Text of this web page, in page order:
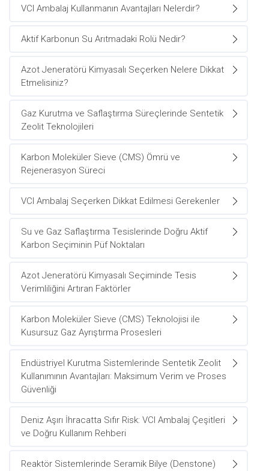
VCI Ambalaj Kullanmanın Avantajları Nelerdir?
Aktif Karbonun Su Arıtmadaki Rolü Nedir?
Azot Jeneratörü Kimyasalı Seçerken Nelere Dikkat
Etmelisiniz?
Gaz Kurutma ve Saflaştırma Süreçlerinde Sentetik
Zeolit Teknolojileri
Karbon Moleküler Sieve (CMS) Ömrü ve
Rejenerasyon Süreci
VCI Ambalaj Seçerken Dikkat Edilmesi Gerekenler
Su ve Gaz Saflaştırma Tesislerinde Doğru Aktif
Karbon Seçiminin Püf Noktaları
Azot Jeneratörü Kimyasalı Seçiminde Tesis
Verimliliğini Artıran Faktörler
Karbon Moleküler Sieve (CMS) Teknolojisi ile
Kusursuz Gaz Ayrıştırma Prosesleri
Endüstriyel Kurutma Sistemlerinde Sentetik Zeolit
Kullanımının Avantajları: Maksimum Verim ve Proses
Güvenliği
Deniz Aşırı İhracatta Sıfır Risk: VCI Ambalaj Çeşitleri
ve Doğru Kullanım Rehberi
Reaktör Sistemlerinde Seramik Bilye (Denstone)